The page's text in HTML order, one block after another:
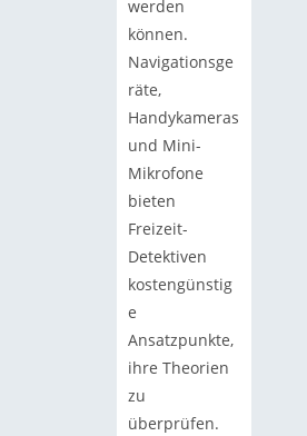
werden
können.
Navigationsge
räte,
Handykameras
und Mini-
Mikrofone
bieten
Freizeit-
Detektiven
kostengünstig
e
Ansatzpunkte,
ihre Theorien
zu
überprüfen.